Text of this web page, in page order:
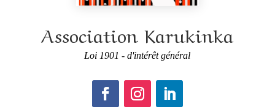
Association Karukinka
Loi 1901 - d'intérêt général